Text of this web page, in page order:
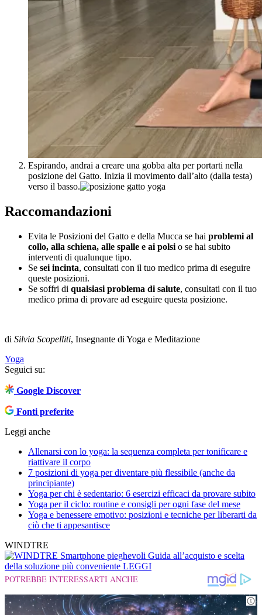
Espirando, andrai a creare una gobba alta per portarti nella
posizione del Gatto. Inizia il movimento dall’alto (dalla testa)
verso il basso.
Raccomandazioni
Evita le Posizioni del Gatto e della Mucca se hai problemi al
collo, alla schiena, alle spalle e ai polsi o se hai subito
interventi di qualunque tipo.
Se sei incinta, consultati con il tuo medico prima di eseguire
queste posizioni.
Se soffri di qualsiasi problema di salute, consultati con il tuo
medico prima di provare ad eseguire questa posizione.
di Silvia Scopelliti, Insegnante di Yoga e Meditazione
Yoga
Seguici su:
Google Discover
Fonti preferite
Leggi anche
Allenarsi con lo yoga: la sequenza completa per tonificare e
riattivare il corpo
7 posizioni di yoga per diventare più flessibile (anche da
principiante)
Yoga per chi è sedentario: 6 esercizi efficaci da provare subito
Yoga per il ciclo: routine e consigli per ogni fase del mese
Yoga e benessere emotivo: posizioni e tecniche per liberarti da
ciò che ti appesantisce
WINDTRE
Smartphone pieghevoli Guida all’acquisto e scelta
della soluzione più conveniente LEGGI